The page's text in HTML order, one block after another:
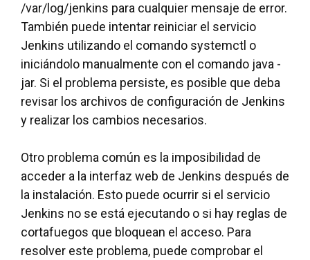
/var/log/jenkins para cualquier mensaje de error.
También puede intentar reiniciar el servicio
Jenkins utilizando el comando systemctl o
iniciándolo manualmente con el comando java -
jar. Si el problema persiste, es posible que deba
revisar los archivos de configuración de Jenkins
y realizar los cambios necesarios.
Otro problema común es la imposibilidad de
acceder a la interfaz web de Jenkins después de
la instalación. Esto puede ocurrir si el servicio
Jenkins no se está ejecutando o si hay reglas de
cortafuegos que bloquean el acceso. Para
resolver este problema, puede comprobar el